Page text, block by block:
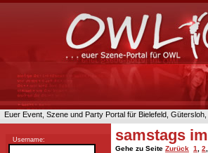
Euer Event, Szene und Party Portal für Bielefeld,
Username: samstags
Gehe zu Seite Zurück 1 2